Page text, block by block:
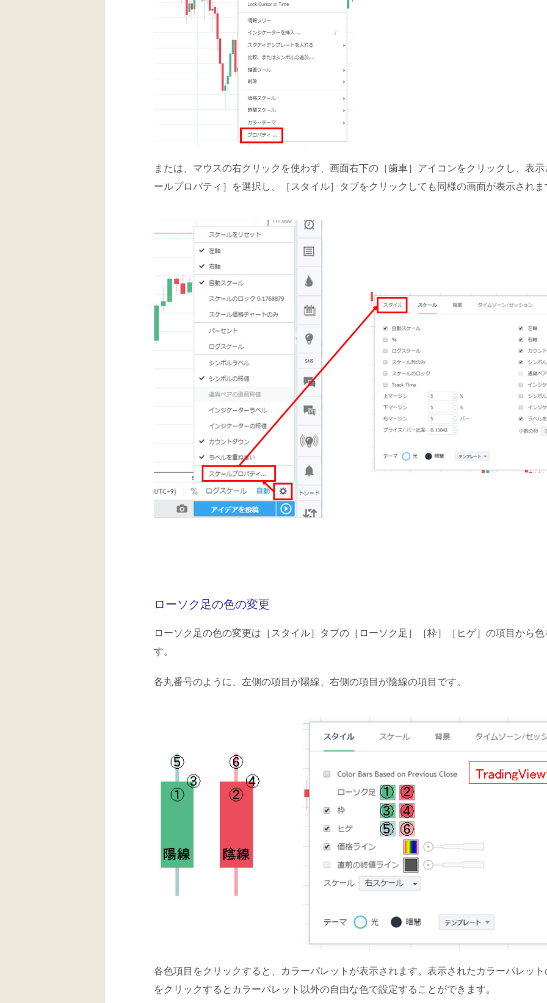
または、マウスの右クリックを使わず、画面右下の［歯車］アイコンをクリックし、表
ールプロパティ］を選択し、［スタイル］タブをクリックしても同様の画面が表示されま
ローソク足の色の変更
ローソク足の色の変更は［スタイル］タブの［ローソク足］［枠］［ヒゲ］の項目から
す。
各丸番号のように、左側の項目が陽線、右側の項目が陰線の項目です。
各色項目をクリックすると、カラーパレットが表示されます。表示されたカラーパレッ
をクリックするとカラーパレット以外の自由な色で設定することができます。